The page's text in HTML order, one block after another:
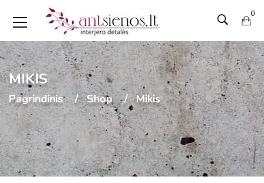
0
MIKIS
Pagrindinis Shop Mikis